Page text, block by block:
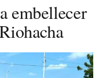
embellecer